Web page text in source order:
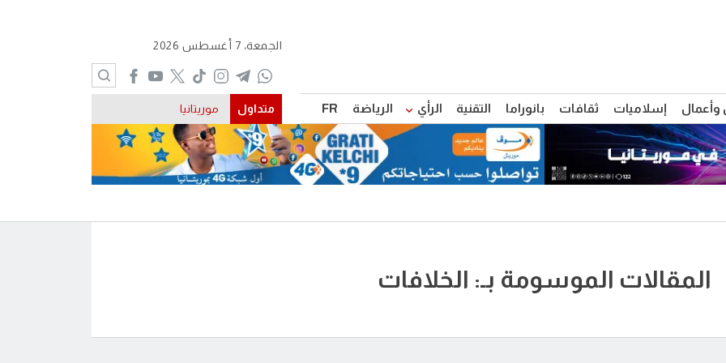
وأعمال إسلاميات ثقافات بانوراما التقنية الرأي الرياضة FR
الجمعة، 7 أغسطس 2026
متداول موريتانيا
المقالات الموسومة بـ: الخلافات